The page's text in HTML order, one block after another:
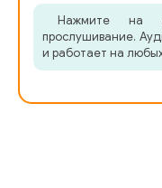
Нажмите на
прослушивание.
и работает на